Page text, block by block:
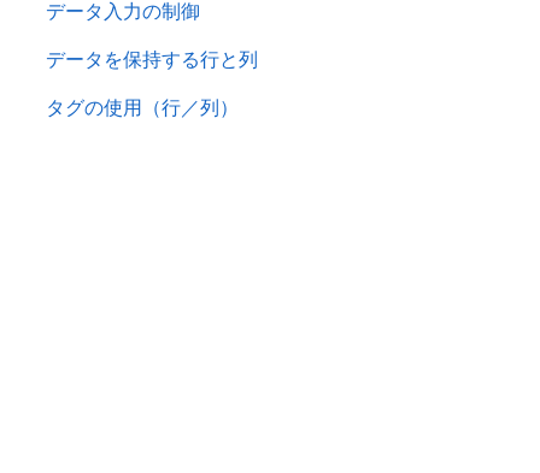
データ入力の制御
データを保持する行と列
タグの使用（行／列）